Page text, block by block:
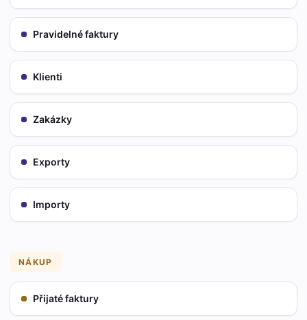
Pravidelné faktury
Klienti
Zakázky
Exporty
Importy
NÁKUP
Přijaté faktury